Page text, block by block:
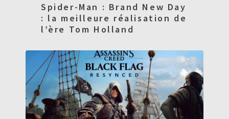
Spider-Man : Brand New Day
: la meilleure réalisation de
l’ère Tom Holland